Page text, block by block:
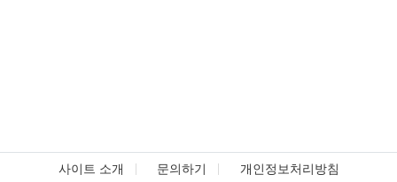
사이트 소개 문의하기 개인정보처리방침